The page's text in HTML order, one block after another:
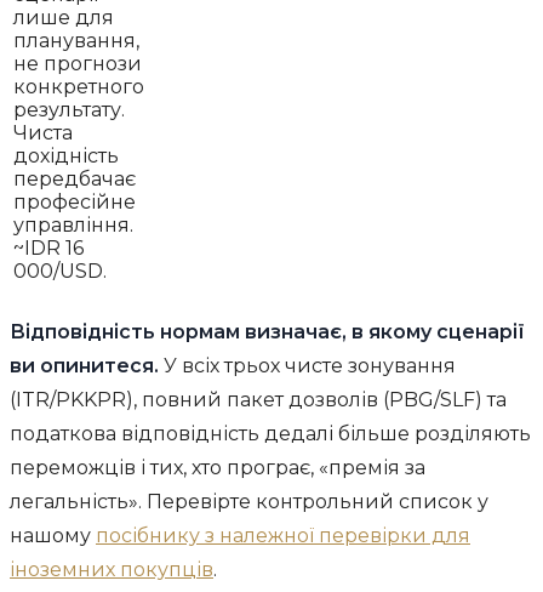
лише для
планування,
не прогнози
конкретного
результату.
Чиста
дохідність
передбачає
професійне
управління.
~IDR 16
000/USD.
Відповідність нормам визначає, в якому сценарії
ви опинитеся. У всіх трьох чисте зонування
(ITR/PKKPR), повний пакет дозволів (PBG/SLF) та
податкова відповідність дедалі більше розділяють
переможців і тих, хто програє, «премія за
легальність». Перевірте контрольний список у
нашому посібнику з належної перевірки для
іноземних покупців.